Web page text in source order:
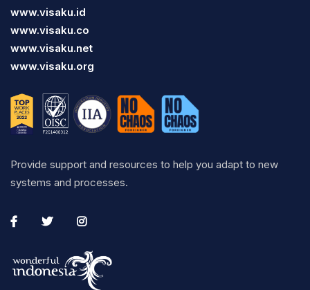
www.visaku.id
www.visaku.co
www.visaku.net
www.visaku.org
Provide support and resources to help you adapt to new
systems and processes.